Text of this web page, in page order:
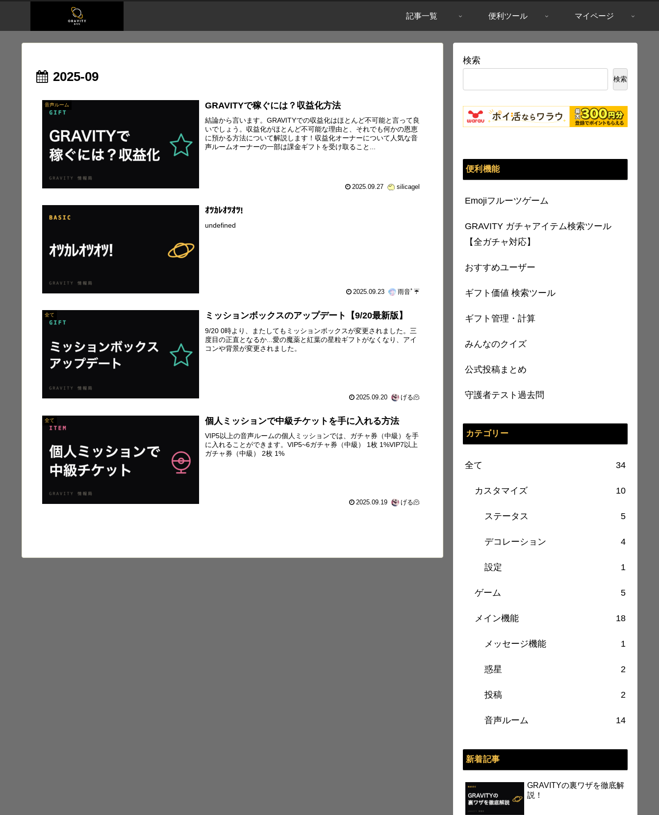
記事一覧 便利ツール マイページ
2025-09
音声ルーム GRAVITYで稼ぐには？収益化方法
結論から言います。GRAVITYでの収益化はほとんど不可能と言って良
いでしょう。収益化がほとんど不可能な理由と、それでも何かの恩恵
に預かる方法について解説します！収益化オーナーについて人気な音
声ルームオーナーの一部は課金ギフトを受け取ること...
2025.09.27 silicagel
ｵﾂｶﾚｵﾂｵﾂ!
undefined
2025.09.23 雨音ﾟ☔️
全て ミッションボックスのアップデート【9/20最新版】
9/20 0時より、またしてもミッションボックスが変更されました。三
度目の正直となるか...愛の魔薬と紅葉の星粒ギフトがなくなり、アイ
コンや背景が変更されました。
2025.09.20 げる🫠
全て 個人ミッションで中級チケットを手に入れる方法
VIP5以上の音声ルームの個人ミッションでは、ガチャ券（中級）を手
に入れることができます。VIP5~6ガチャ券（中級） 1枚 1%VIP7以上
ガチャ券（中級） 2枚 1%
2025.09.19 げる🫠
検索
検索
便利機能
Emojiフルーツゲーム
GRAVITY ガチャアイテム検索ツール
【全ガチャ対応】
おすすめユーザー
ギフト価値 検索ツール
ギフト管理・計算
みんなのクイズ
公式投稿まとめ
守護者テスト過去問
カテゴリー
全て 34
カスタマイズ 10
ステータス 5
デコレーション 4
設定 1
ゲーム 5
メイン機能 18
メッセージ機能 1
惑星 2
投稿 2
音声ルーム 14
新着記事
GRAVITYの裏ワザを徹底解
説！